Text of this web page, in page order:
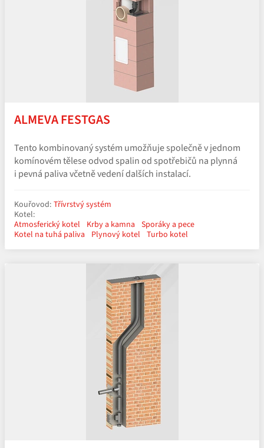
ALMEVA FESTGAS
Tento kombinovaný systém umožňuje společně v jednom
komínovém tělese odvod spalin od spotřebičů na plynná
i pevná paliva včetně vedení dalších instalací.
Kouřovod: Třívrstvý systém
Kotel:
Atmosferický kotel
Krby a kamna Sporáky a pece
Kotel na tuhá paliva
Plynový kotel Turbo kotel